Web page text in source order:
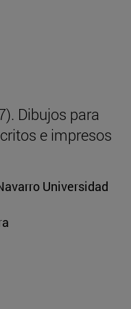
Dibujos para
e impresos
Universidad